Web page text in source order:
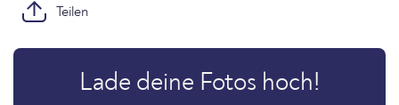
Teilen
Lade deine Fotos hoch!